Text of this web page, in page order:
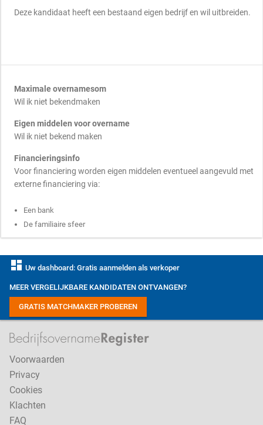
Deze kandidaat heeft een bestaand eigen bedrijf en wil uitbreiden.
Maximale overnamesom
Wil ik niet bekendmaken
Eigen middelen voor overname
Wil ik niet bekend maken
Financieringsinfo
Voor financiering worden eigen middelen eventueel aangevuld met
externe financiering via:
Een bank
De familiaire sfeer
dashboard Uw dashboard: Gratis aanmelden als verkoper
MEER VERGELIJKBARE KANDIDATEN ONTVANGEN?
GRATIS MATCHMAKER PROBEREN
Voorwaarden
Privacy
Cookies
Klachten
FAQ